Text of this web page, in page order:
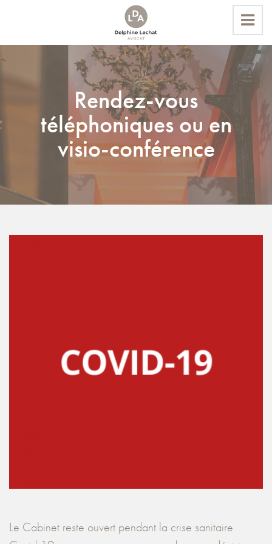
Accueil
Actualités
Rendez-vous téléphoniques ou en visio-conférence
Rendez-vous
téléphoniques ou en
visio-conférence
Le Cabinet reste ouvert pendant la crise sanitaire